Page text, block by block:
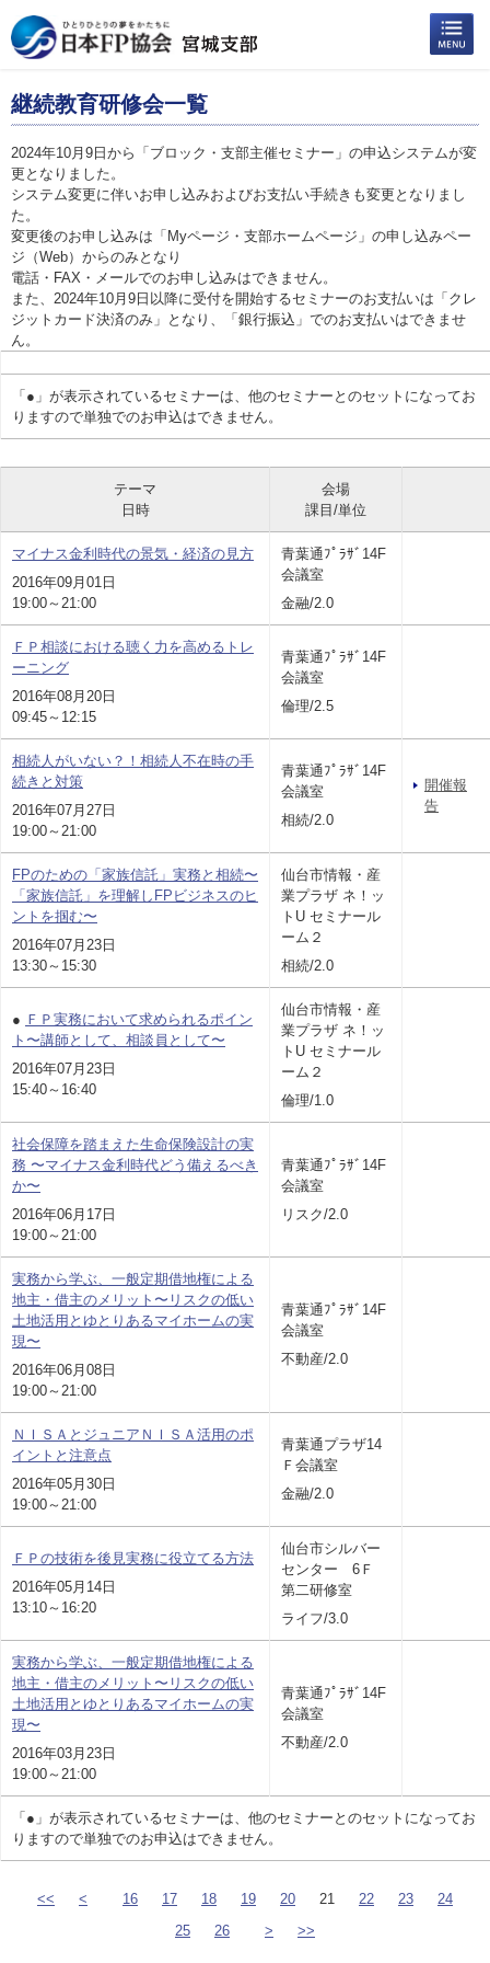
継続教育研修会一覧
2024年10月9日から「ブロック・支部主催セミナー」の申込システムが変
更となりました。
システム変更に伴いお申し込みおよびお支払い手続きも変更となりまし
た。
変更後のお申し込みは「Myページ・支部ホームページ」の申し込みペー
ジ（Web）からのみとなり
電話・FAX・メールでのお申し込みはできません。
また、2024年10月9日以降に受付を開始するセミナーのお支払いは「クレ
ジットカード決済のみ」となり、「銀行振込」でのお支払いはできませ
ん。
「●」が表示されているセミナーは、他のセミナーとのセットになってお
りますので単独でのお申込はできません。
「●」が表示されているセミナーは、他のセミナーとのセットになってお
りますので単独でのお申込はできません。
テーマ
日時
会場
課目/単位
マイナス金利時代の景気・経済の見方
2016年09月01日
19:00～21:00
青葉通ﾌﾟﾗｻﾞ14F
会議室
金融/2.0
ＦＰ相談における聴く力を高めるトレ
ーニング
2016年08月20日
09:45～12:15
青葉通ﾌﾟﾗｻﾞ14F
会議室
倫理/2.5
相続人がいない？！相続人不在時の手
続きと対策
2016年07月27日
19:00～21:00
青葉通ﾌﾟﾗｻﾞ14F
会議室
相続/2.0
開催報
告
FPのための「家族信託」実務と相続〜
「家族信託」を理解しFPビジネスのヒ
ントを掴む〜
2016年07月23日
13:30～15:30
仙台市情報・産
業プラザ ネ！ッ
トU セミナール
ーム２
相続/2.0
● ＦＰ実務において求められるポイン
ト〜講師として、相談員として〜
2016年07月23日
15:40～16:40
仙台市情報・産
業プラザ ネ！ッ
トU セミナール
ーム２
倫理/1.0
社会保障を踏まえた生命保険設計の実
務 〜マイナス金利時代どう備えるべき
か〜
2016年06月17日
19:00～21:00
青葉通ﾌﾟﾗｻﾞ14F
会議室
リスク/2.0
実務から学ぶ、一般定期借地権による
地主・借主のメリット〜リスクの低い
土地活用とゆとりあるマイホームの実
現〜
2016年06月08日
19:00～21:00
青葉通ﾌﾟﾗｻﾞ14F
会議室
不動産/2.0
ＮＩＳＡとジュニアＮＩＳＡ活用のポ
イントと注意点
2016年05月30日
19:00～21:00
青葉通プラザ14
Ｆ会議室
金融/2.0
ＦＰの技術を後見実務に役立てる方法
2016年05月14日
13:10～16:20
仙台市シルバー
センター 6Ｆ
第二研修室
ライフ/3.0
実務から学ぶ、一般定期借地権による
地主・借主のメリット〜リスクの低い
土地活用とゆとりあるマイホームの実
現〜
2016年03月23日
19:00～21:00
青葉通ﾌﾟﾗｻﾞ14F
会議室
不動産/2.0
<< < 16 17 18 19 20 21 22 23
24
25
26 > >>